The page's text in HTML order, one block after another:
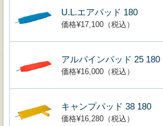
U.L.エアパッド 180
価格¥17,100（税込）
アルパインパッド 25 180
価格¥16,000（税込）
キャンプパッド 38 180
価格¥16,280（税込）